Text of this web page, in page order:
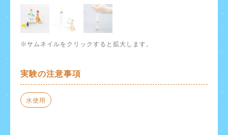
※サムネイルをクリックすると拡大します。
実験の注意事項
水使用